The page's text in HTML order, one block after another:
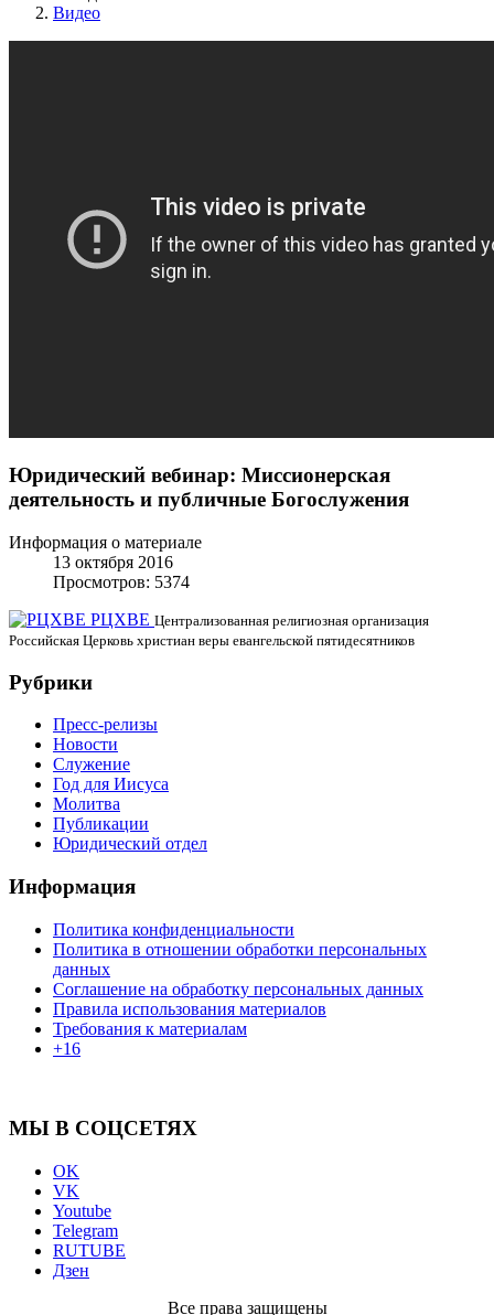
Видео
Юридический вебинар: Миссионерская
деятельность и публичные Богослужения
Информация о материале
13 октября 2016
Просмотров: 5374
РЦХВЕ Централизованная религиозная организация
Российская Церковь христиан веры евангельской пятидесятников
Рубрики
Пресс-релизы
Новости
Служение
Год для Иисуса
Молитва
Публикации
Юридический отдел
Информация
Политика конфиденциальности
Политика в отношении обработки персональных
данных
Соглашение на обработку персональных данных
Правила использования материалов
Требования к материалам
+16
МЫ В СОЦСЕТЯХ
OK
VK
Youtube
Telegram
RUTUBE
Дзен
Все права защищены